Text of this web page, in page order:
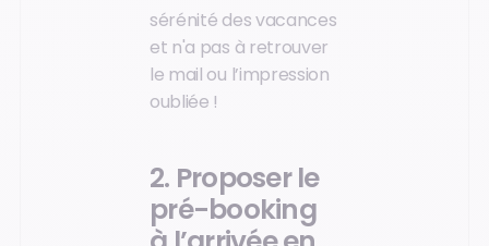
sérénité des vacances
et n'a pas à retrouver
le mail ou l’impression
oubliée !
2. Proposer le
pré-booking